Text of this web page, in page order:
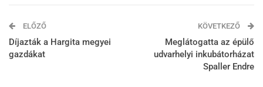
ELŐZŐ
Díjazták a Hargita megyei
gazdákat
KÖVETKEZŐ
Meglátogatta az épülő
udvarhelyi inkubátorházat
Spaller Endre